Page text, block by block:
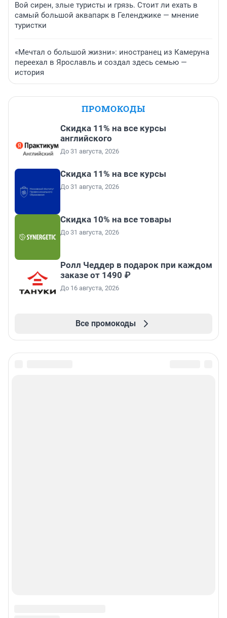
Вой сирен, злые туристы и грязь. Стоит ли ехать в
самый большой аквапарк в Геленджике — мнение
туристки
«Мечтал о большой жизни»: иностранец из Камеруна
переехал в Ярославль и создал здесь семью —
история
ПРОМОКОДЫ
Скидка 11% на все курсы
английского
До 31 августа, 2026
Скидка 11% на все курсы
До 31 августа, 2026
Скидка 10% на все товары
До 31 августа, 2026
Ролл Чеддер в подарок при каждом
заказе от 1490 ₽
До 16 августа, 2026
Все промокоды